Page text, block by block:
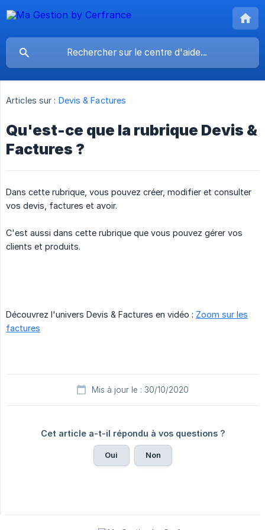
Articles sur : Devis & Factures
Qu'est-ce que la rubrique Devis &
Factures ?
Dans cette rubrique, vous pouvez créer, modifier et consulter
vos devis, factures et avoir.
C'est aussi dans cette rubrique que vous pouvez gérer vos
clients et produits.
Découvrez l'univers Devis & Factures en vidéo : Zoom sur les
factures
Mis à jour le : 30/10/2020
Cet article a-t-il répondu à vos questions ?
Oui Non